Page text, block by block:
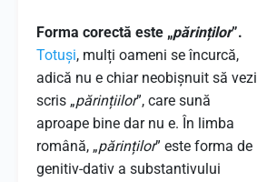
Forma corectă este „părinților”.
Totuși, mulți oameni se încurcă,
adică nu e chiar neobișnuit să vezi
scris „părințiilor”, care sună
aproape bine dar nu e. În limba
română, „părinților” este forma de
genitiv-dativ a substantivului